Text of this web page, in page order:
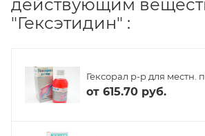
действующим
"Гексэтидин" :
Гексорал р-р для местн.
от 615.70 руб.